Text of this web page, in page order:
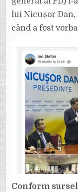
lui Nicușor Dan,
când a fost
Conform